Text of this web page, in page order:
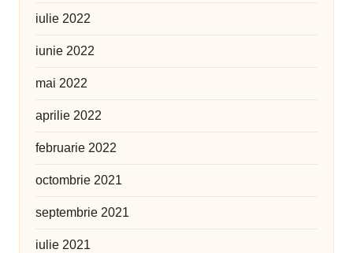
iulie 2022
iunie 2022
mai 2022
aprilie 2022
februarie 2022
octombrie 2021
septembrie 2021
iulie 2021